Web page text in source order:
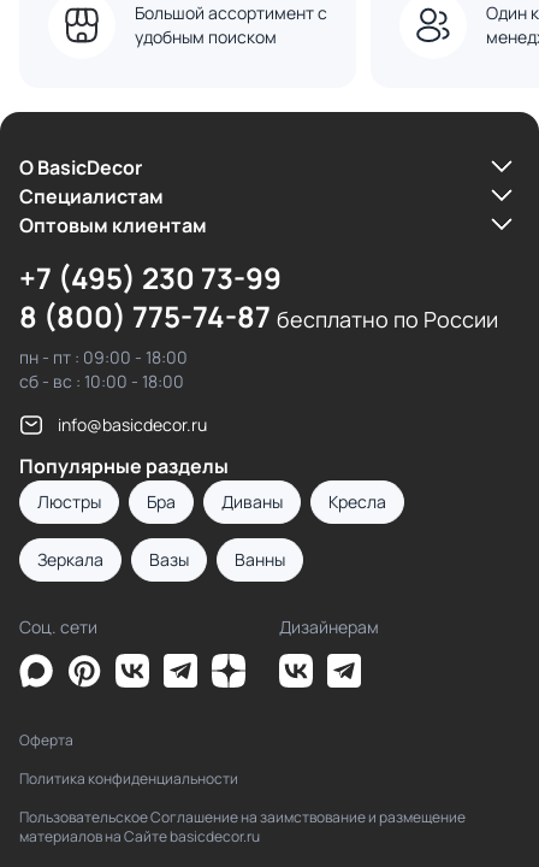
Большой ассортимент с
удобным поиском
Один
О BasicDecor
Cпециалистам
Оптовым клиентам
+7 (495) 230 73-99
8 (800) 775-74-87 бесплатно по России
пн - пт : 09:00 - 18:00
сб - вс : 10:00 - 18:00
info@basicdecor.ru
Популярные разделы
Люстры Бра Диваны Кресла
Зеркала Вазы Ванны
Соц. сети Дизайнерам
Оферта
Политика конфиденциальности
Пользовательское Соглашение на заимствование и размещение
материалов на Сайте basicdecor.ru